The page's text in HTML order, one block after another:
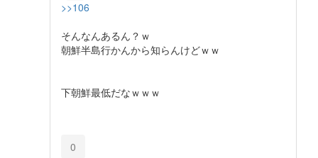
>>106
そんなんあるん？ｗ
朝鮮半島行かんから知らんけどｗｗ
下朝鮮最低だなｗｗｗ
0